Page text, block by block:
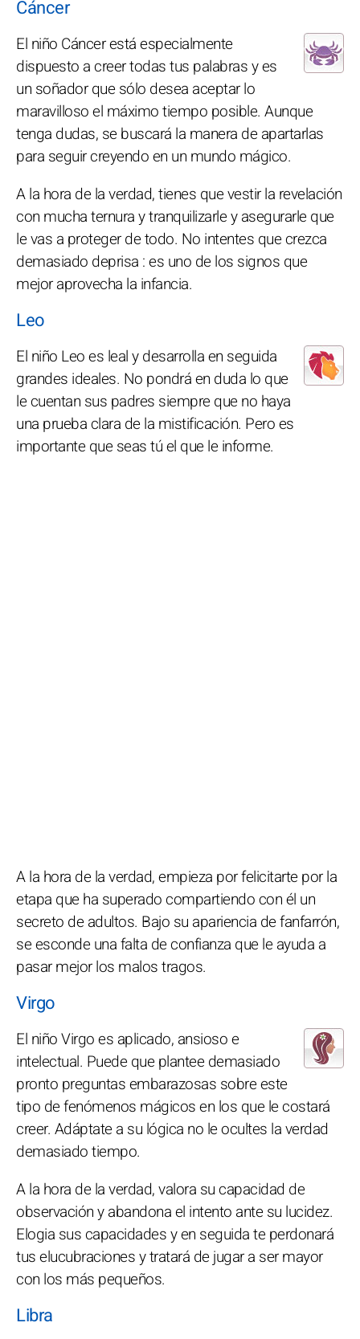
Cáncer
El niño Cáncer está especialmente
dispuesto a creer todas tus palabras y es
un soñador que sólo desea aceptar lo
maravilloso el máximo tiempo posible. Aunque
tenga dudas, se buscará la manera de apartarlas
para seguir creyendo en un mundo mágico.
A la hora de la verdad, tienes que vestir la revelación
con mucha ternura y tranquilizarle y asegurarle que
le vas a proteger de todo. No intentes que crezca
demasiado deprisa : es uno de los signos que
mejor aprovecha la infancia.
Leo
El niño Leo es leal y desarrolla en seguida
grandes ideales. No pondrá en duda lo que
le cuentan sus padres siempre que no haya
una prueba clara de la mistificación. Pero es
importante que seas tú el que le informe.
A la hora de la verdad, empieza por felicitarte por la
etapa que ha superado compartiendo con él un
secreto de adultos. Bajo su apariencia de fanfarrón,
se esconde una falta de confianza que le ayuda a
pasar mejor los malos tragos.
Virgo
El niño Virgo es aplicado, ansioso e
intelectual. Puede que plantee demasiado
pronto preguntas embarazosas sobre este
tipo de fenómenos mágicos en los que le costará
creer. Adáptate a su lógica no le ocultes la verdad
demasiado tiempo.
A la hora de la verdad, valora su capacidad de
observación y abandona el intento ante su lucidez.
Elogia sus capacidades y en seguida te perdonará
tus elucubraciones y tratará de jugar a ser mayor
con los más pequeños.
Libra